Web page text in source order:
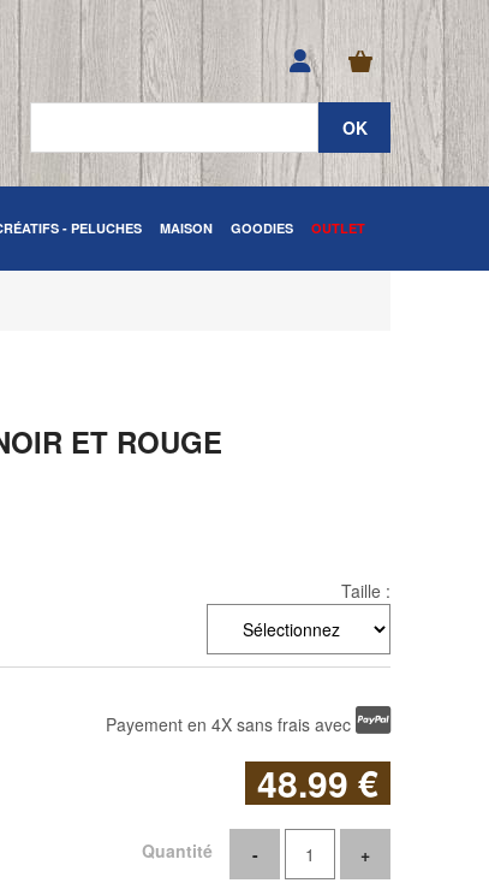
- PELUCHES MAISON GOODIES OUTLET
ET ROUGE
Taille :
Payement en 4X sans frais avec
48.99 €
Quantité